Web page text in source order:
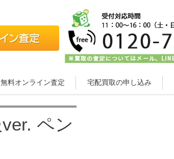
無料オンライン査定 宅配買取の申し込み
ペン